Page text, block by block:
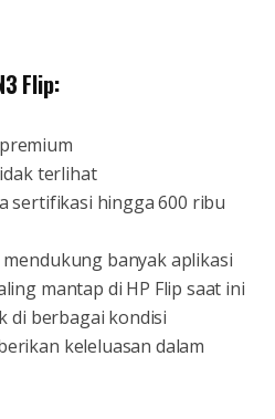
Flip:
terlihat
sertifikasi hingga 600 ribu
banyak aplikasi
mantap di HP Flip saat ini
di berbagai kondisi
keleluasan dalam